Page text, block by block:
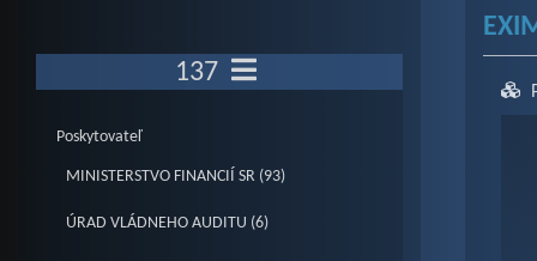
137
Poskytovateľ
MINISTERSTVO FINANCIÍ SR (93)
ÚRAD VLÁDNEHO AUDITU (6)